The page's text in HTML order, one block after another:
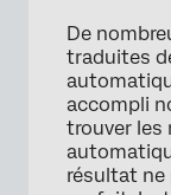
De
traduites
accompli
trouver les
résultat